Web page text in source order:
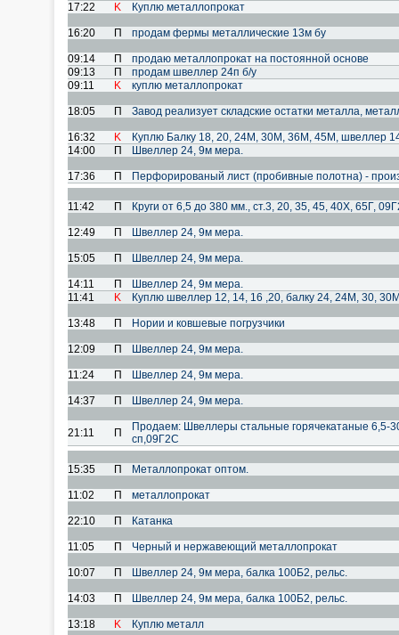
17:22 K Куплю металлопрокат
16:20 П продам фермы металлические 13м бу
09:14 П
продаю металлопрокат на постоянной основе
09:13
П
продам швеллер 24п б/у
09:11
K куплю металлопрокат
18:05 П Завод реализует складские остатки металла,
16:32 K
Куплю Балку 18, 20, 24М, 30М, 36М, 45М, швеллер
14:00
П Швеллер 24, 9м мера.
17:36 П Перфорированый лист (пробивные полотна) -
11:42 П Круги от 6,5 до 380 мм., ст.3, 20, 35, 45, 40Х, 65Г,
12:49 П Швеллер 24, 9м мера.
15:05 П Швеллер 24, 9м мера.
14:11 П
Швеллер 24, 9м мера.
11:41
K Куплю швеллер 12, 14, 16 ,20, балку 24, 24М, 30,
13:48 П Нории и ковшевые погрузчики
12:09 П Швеллер 24, 9м мера.
11:24 П Швеллер 24, 9м мера.
14:37 П Швеллер 24, 9м мера.
21:11 П
Продаем: Швеллеры стальные горячекатаные 6,5-
сп,09Г2С
15:35 П Металлопрокат оптом.
11:02 П металлопрокат
22:10 П Катанка
11:05 П Черный и нержавеющий металлопрокат
10:07 П Швеллер 24, 9м мера, балка 100Б2, рельс.
14:03 П Швеллер 24, 9м мера, балка 100Б2, рельс.
13:18 K Куплю металл